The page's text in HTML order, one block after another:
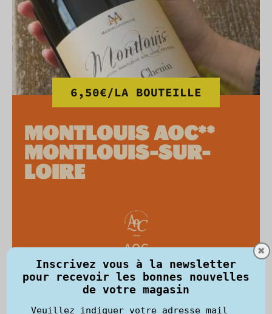
6,50€/LA BOUTEILLE
MONTLOUIS AOC**
MONTLOUIS-SUR-
LOIRE
AOC
75CL, SOIT 8,66€/L
✖